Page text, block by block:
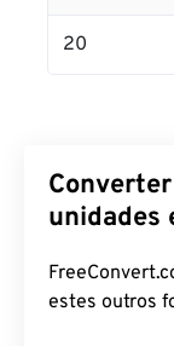
20
unidades
estes outros